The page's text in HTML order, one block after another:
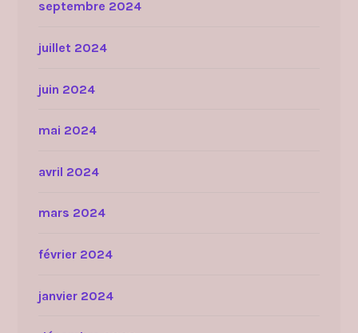
septembre 2024
juillet 2024
juin 2024
mai 2024
avril 2024
mars 2024
février 2024
janvier 2024